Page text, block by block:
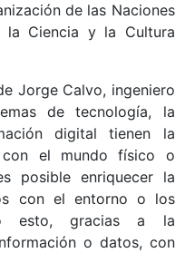
de las Naciones
la Ciencia y la Cultura
Jorge Calvo, ingeniero
de tecnología, la
digital tienen la
con el mundo físico o
posible enriquecer la
con el entorno o los
esto, gracias a la
o datos, con